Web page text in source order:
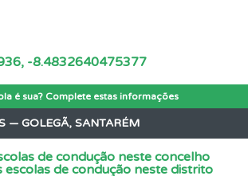
-8.4832640475377
é sua? Complete estas informações
— GOLEGÃ, SANTARÉM
de condução neste concelho
de condução neste distrito